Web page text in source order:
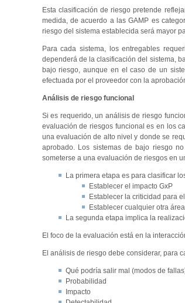
Esta clasificación de riesgo pretende
medida, de acuerdo a las GAMP es
riesgo del sistema establecida será mayor
Para cada sistema, los entregables
dependerá de la clasificación del sistema,
bajo riesgo, aunque en el caso de un
efectuada por el proveedor con la
Análisis de riesgo funcional
Si es requerido, un análisis de riesgo
evaluación de riesgos funcional es en los
una evaluación de alto nivel y donde se
aprobado. Los sistemas de bajo riesgo
someterse a una evaluación de riesgos en
La primera etapa es para clasificar
Establecer el impacto GxP
Establecer la criticidad para
Establecer cualquier otra
La segunda etapa implica la
El foco de la evaluación está en la
El análisis de riesgo debe considerar, para
Qué podría salir mal (modos de
Probabilidad
Impacto